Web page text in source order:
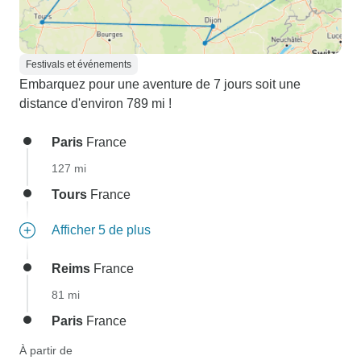
Festivals et événements
Embarquez pour une aventure de 7 jours soit une
distance d'environ 789 mi !
Paris France
127 mi
Tours France
Afficher 5 de plus
Reims France
81 mi
Paris France
À partir de